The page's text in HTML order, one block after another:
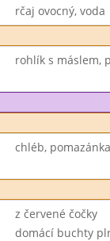
rčaj ovocný, voda
rohlík s máslem,
chléb,
z červené čočky
domácí buchty